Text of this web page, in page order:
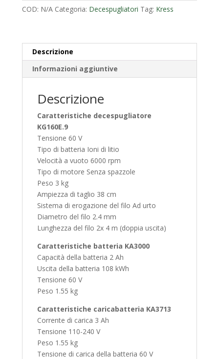
KG160E.9
COD: N/A Categoria: Decespugliatori Tag: Kress
Descrizione
Informazioni aggiuntive
Descrizione
Caratteristiche decespugliatore
KG160E.9
Tensione 60 V
Tipo di batteria Ioni di litio
Velocità a vuoto 6000 rpm
Tipo di motore Senza spazzole
Peso 3 kg
Ampiezza di taglio 38 cm
Sistema di erogazione del filo Ad urto
Diametro del filo 2.4 mm
Lunghezza del filo 2x 4 m (doppia uscita)
Caratteristiche batteria KA3000
Capacità della batteria 2 Ah
Uscita della batteria 108 kWh
Tensione 60 V
Peso 1.55 kg
Caratteristiche caricabatteria KA3713
Corrente di carica 3 Ah
Tensione 110-240 V
Peso 1.55 kg
Tensione di carica della batteria 60 V